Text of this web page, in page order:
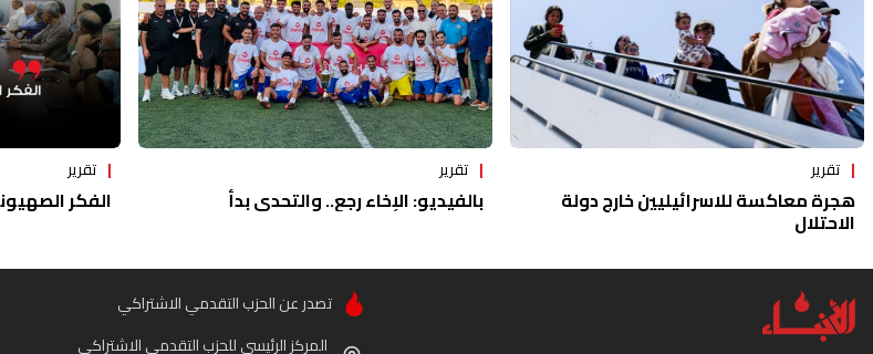
تقرير
هجرة معاكسة للاسرائيليين خارج دولة
الاحتلال
تقرير
بالفيديو: الإخاء رجع.. والتحدي بدأ
تقرير
الفكر
تصدر عن الحزب التقدمي الاشتراكي
المركز الرئيسي للحزب التقدمي الاشتراكي